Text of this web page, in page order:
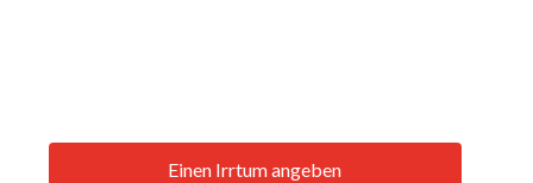
Einen Irrtum angeben